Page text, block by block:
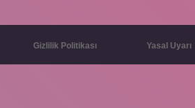
Gizlilik Politikası Yasal Uyarı